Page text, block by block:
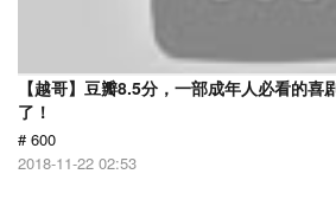
【越哥】豆瓣8.5分，一部成年人必看的喜
了！
# 600
2018-11-22 02:53